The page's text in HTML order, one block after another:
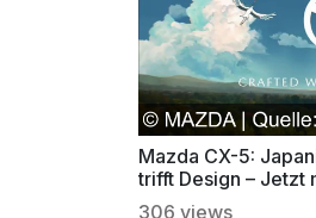
Mazda CX-5:
trifft Design – Jetzt
306 views